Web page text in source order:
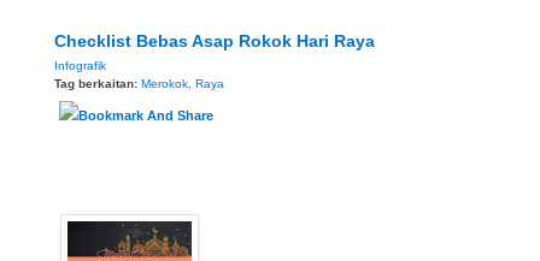
Checklist Bebas Asap Rokok Hari Raya
Infografik
Tag berkaitan: Merokok, Raya